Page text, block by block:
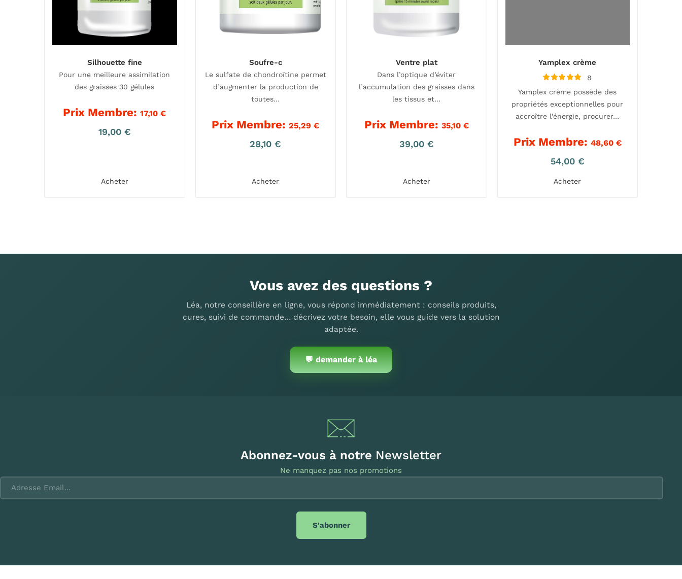
Silhouette fine
Pour une meilleure assimilation
des graisses 30 gélules
Prix Membre:17,10€
19,00 €
Acheter
Soufre-c
Le sulfate de chondroïtine permet
d’augmenter la production de
toutes…
Prix Membre:25,29€
28,10€
Acheter
Ventre plat
Dans l’optique d’éviter
l’accumulation des graisses dans
les tissus et…
Prix Membre: 35,10 €
39,00 €
Acheter
Yamplex crème
5.00
8
Yamplex crème possède des
propriétés exceptionnelles pour
accroître l'énergie, procurer…
Prix Membre: 48,60 €
54,00 €
Acheter
Vous avez des questions ?
Léa, notre conseillère en ligne, vous répond immédiatement : conseils produits,
cures, suivi de commande… décrivez votre besoin, elle vous guide vers la solution
adaptée.
💬 demander à léa
Abonnez-vous à notre Newsletter
Ne manquez pas nos promotions
S'abonner